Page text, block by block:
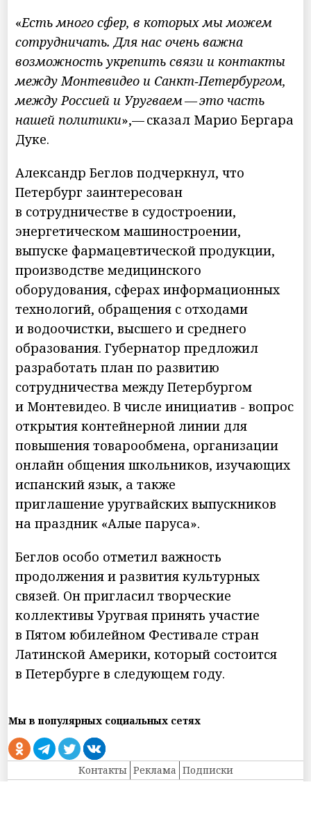
«Есть много сфер, в которых мы можем
сотрудничать. Для нас очень важна
возможность укрепить связи и контакты
между Монтевидео и Санкт‑Петербургом,
между Россией и Уругваем — это часть
нашей политики»,— сказал Марио Бергара
Дуке.
Александр Беглов подчеркнул, что
Петербург заинтересован
в сотрудничестве в судостроении,
энергетическом машиностроении,
выпуске фармацевтической продукции,
производстве медицинского
оборудования, сферах информационных
технологий, обращения с отходами
и водоочистки, высшего и среднего
образования. Губернатор предложил
разработать план по развитию
сотрудничества между Петербургом
и Монтевидео. В числе инициатив - вопрос
открытия контейнерной линии для
повышения товарообмена, организации
онлайн общения школьников, изучающих
испанский язык, а также
приглашение уругвайских выпускников
на праздник «Алые паруса».
Беглов особо отметил важность
продолжения и развития культурных
связей. Он пригласил творческие
коллективы Уругвая принять участие
в Пятом юбилейном Фестивале стран
Латинской Америки, который состоится
в Петербурге в следующем году.
Мы в популярных социальных сетях
Контакты Реклама Подписки